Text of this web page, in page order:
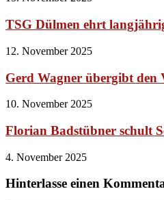
TSG Dülmen ehrt
12. November 2025
Gerd Wagner übergibt den
10. November 2025
Florian Badstübner schult
4. November 2025
Hinterlasse einen